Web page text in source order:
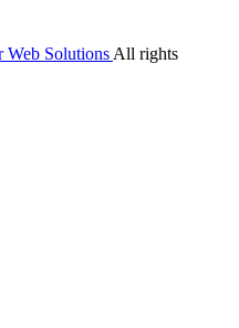
Web Solutions All rights